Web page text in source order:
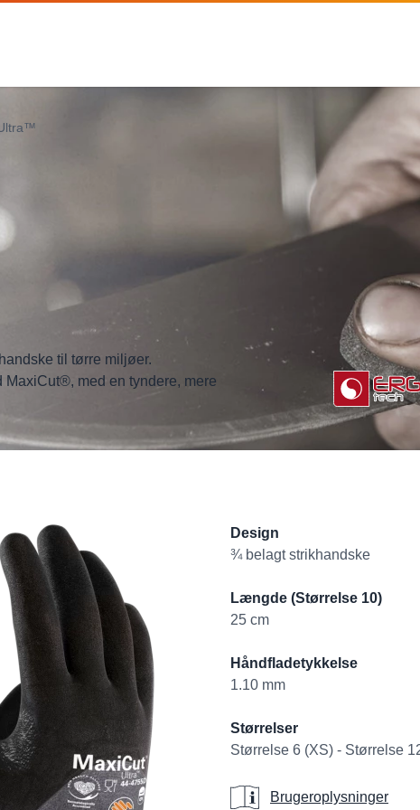
til tørre miljøer.
med en tyndere, mere
Product
Design
¾ belagt strikhandske
Længde (Størrelse 10)
25 cm
Håndfladetykkelse
1.10 mm
Størrelser
Størrelse 6 (XS) - Størrelse
Brugeroplysninger
Brugeroplysninger